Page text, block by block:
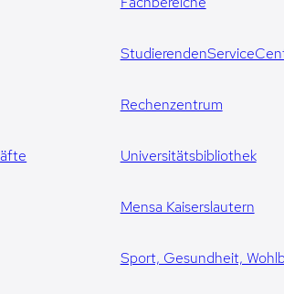
Rechenzentrum
Universitätsbibliothek
Mensa Kaiserslautern
Sport, Gesundheit,